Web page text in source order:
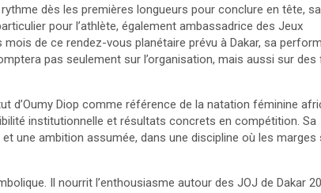
dès les premières longueurs pour conclure en tête,
pour l’athlète, également ambassadrice des Jeux
mois de ce rendez-vous planétaire prévu à Dakar, sa
pas seulement sur l’organisation, mais aussi sur des
d’Oumy Diop comme référence de la natation féminine
institutionnelle et résultats concrets en compétition. Sa
une ambition assumée, dans une discipline où les marges
Il nourrit l’enthousiasme autour des JOJ de Dakar